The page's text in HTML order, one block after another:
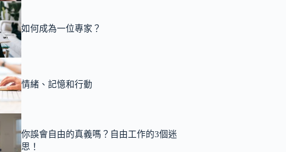
如何成為一位專家？
情緒、記憶和行動
你誤會自由的真義嗎？自由工作的3個迷
思！